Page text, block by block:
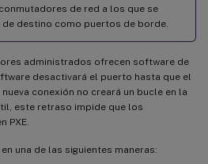
de red a los que se
destino como puertos de borde.
administrados ofrecen software de
desactivará el puerto hasta que el
conexión no creará un bucle en la
este retraso impide que los
PXE.
una de las siguientes maneras:
de red (NIC)
en los dispositivos de destino
en un servidor de aprovisionamiento